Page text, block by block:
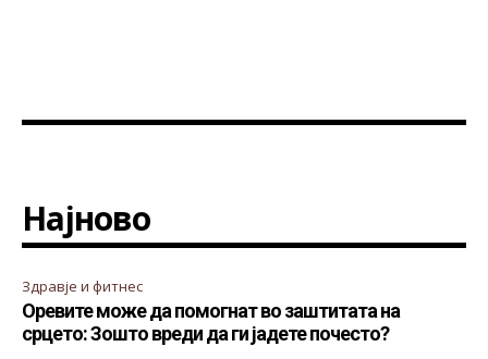
Најново
Здравје и фитнес
Оревите може да помогнат во заштитата на
срцето: Зошто вреди да ги јадете почесто?